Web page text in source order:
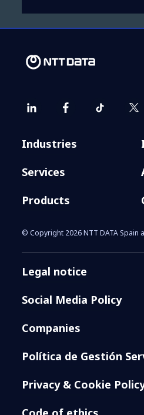
Industries
Services
Products
© Copyright 2026 NTT DATA Spain
Legal notice
Social Media Policy
Companies
Política de Gestión
Privacy & Cookie